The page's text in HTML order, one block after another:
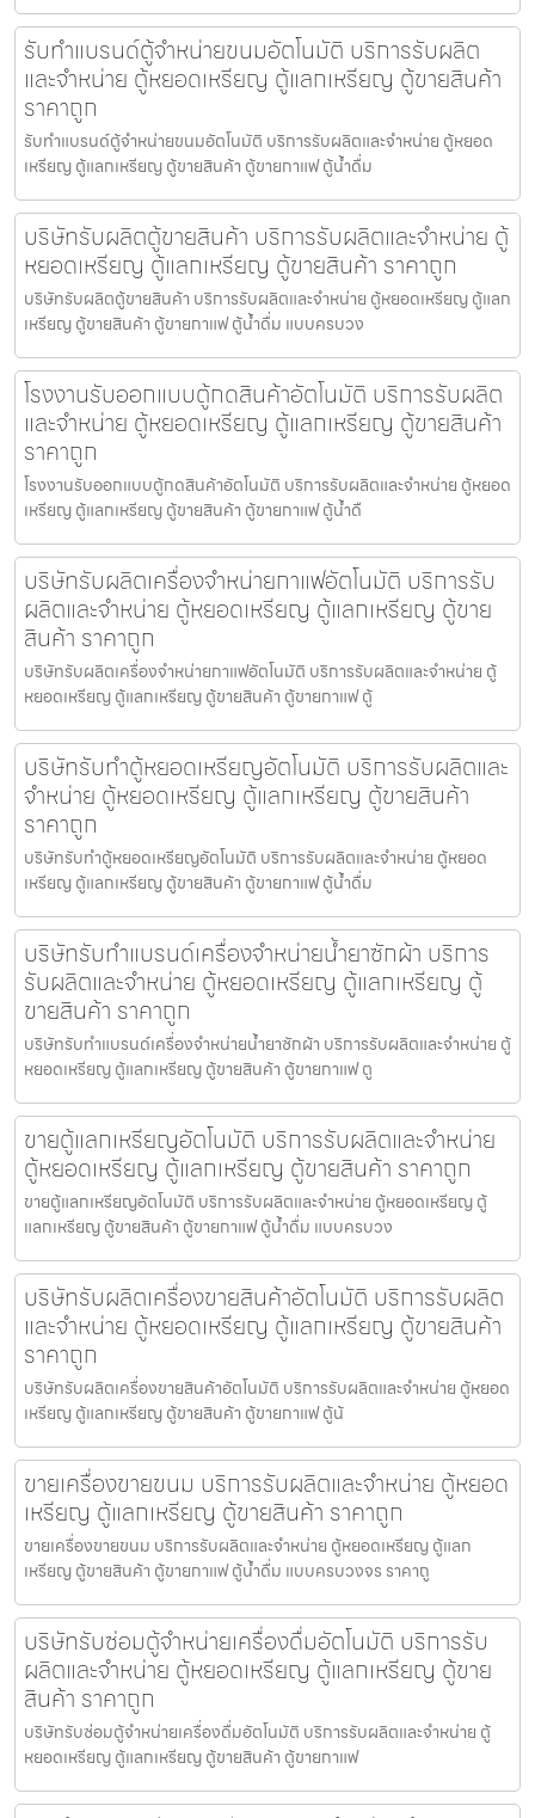
รับทำแบรนด์ตู้จำหน่ายขนม​อัตโนมัติ บริการรับผลิต
และจำหน่าย ตู้หยอดเหรียญ ตู้แลกเหรียญ ตู้ขายสินค้า
ราคาถูก
รับทำแบรนด์ตู้จำหน่ายขนม​อัตโนมัติ บริการรับผลิตและจำหน่าย ตู้หยอด
เหรียญ ตู้แลกเหรียญ ตู้ขายสินค้า ตู้ขายกาแฟ ตู้น้ำดื่ม
บริษัทรับผลิตตู้ขายสินค้า บริการรับผลิตและจำหน่าย ตู้
หยอดเหรียญ ตู้แลกเหรียญ ตู้ขายสินค้า ราคาถูก
บริษัทรับผลิตตู้ขายสินค้า บริการรับผลิตและจำหน่าย ตู้หยอดเหรียญ ตู้แลก
เหรียญ ตู้ขายสินค้า ตู้ขายกาแฟ ตู้น้ำดื่ม แบบครบวง
โรงงานรับออกแบบตู้กดสินค้า​อัตโนมัติ บริการรับผลิต
และจำหน่าย ตู้หยอดเหรียญ ตู้แลกเหรียญ ตู้ขายสินค้า
ราคาถูก
โรงงานรับออกแบบตู้กดสินค้า​อัตโนมัติ บริการรับผลิตและจำหน่าย ตู้หยอด
เหรียญ ตู้แลกเหรียญ ตู้ขายสินค้า ตู้ขายกาแฟ ตู้น้ำดื
บริษัทรับผลิตเครื่องจำหน่ายกาแฟ​อัตโนมัติ บริการรับ
ผลิตและจำหน่าย ตู้หยอดเหรียญ ตู้แลกเหรียญ ตู้ขาย
สินค้า ราคาถูก
บริษัทรับผลิตเครื่องจำหน่ายกาแฟ​อัตโนมัติ บริการรับผลิตและจำหน่าย ตู้
หยอดเหรียญ ตู้แลกเหรียญ ตู้ขายสินค้า ตู้ขายกาแฟ ตู้
บริษัทรับทำตู้หยอดเหรียญ​อัตโนมัติ บริการรับผลิตและ
จำหน่าย ตู้หยอดเหรียญ ตู้แลกเหรียญ ตู้ขายสินค้า
ราคาถูก
บริษัทรับทำตู้หยอดเหรียญ​อัตโนมัติ บริการรับผลิตและจำหน่าย ตู้หยอด
เหรียญ ตู้แลกเหรียญ ตู้ขายสินค้า ตู้ขายกาแฟ ตู้น้ำดื่ม
บริษัทรับทำแบรนด์เครื่องจำหน่ายน้ำยาซักผ้า บริการ
รับผลิตและจำหน่าย ตู้หยอดเหรียญ ตู้แลกเหรียญ ตู้
ขายสินค้า ราคาถูก
บริษัทรับทำแบรนด์เครื่องจำหน่ายน้ำยาซักผ้า บริการรับผลิตและจำหน่าย ตู้
หยอดเหรียญ ตู้แลกเหรียญ ตู้ขายสินค้า ตู้ขายกาแฟ ตู
ขายตู้แลกเหรียญ​อัตโนมัติ บริการรับผลิตและจำหน่าย
ตู้หยอดเหรียญ ตู้แลกเหรียญ ตู้ขายสินค้า ราคาถูก
ขายตู้แลกเหรียญ​อัตโนมัติ บริการรับผลิตและจำหน่าย ตู้หยอดเหรียญ ตู้
แลกเหรียญ ตู้ขายสินค้า ตู้ขายกาแฟ ตู้น้ำดื่ม แบบครบวง
บริษัทรับผลิตเครื่องขายสินค้า​อัตโนมัติ บริการรับผลิต
และจำหน่าย ตู้หยอดเหรียญ ตู้แลกเหรียญ ตู้ขายสินค้า
ราคาถูก
บริษัทรับผลิตเครื่องขายสินค้า​อัตโนมัติ บริการรับผลิตและจำหน่าย ตู้หยอด
เหรียญ ตู้แลกเหรียญ ตู้ขายสินค้า ตู้ขายกาแฟ ตู้น้
ขายเครื่องขายขนม บริการรับผลิตและจำหน่าย ตู้หยอด
เหรียญ ตู้แลกเหรียญ ตู้ขายสินค้า ราคาถูก
ขายเครื่องขายขนม บริการรับผลิตและจำหน่าย ตู้หยอดเหรียญ ตู้แลก
เหรียญ ตู้ขายสินค้า ตู้ขายกาแฟ ตู้น้ำดื่ม แบบครบวงจร ราคาถู
บริษัทรับซ่อมตู้จำหน่ายเครื่องดื่ม​อัตโนมัติ บริการรับ
ผลิตและจำหน่าย ตู้หยอดเหรียญ ตู้แลกเหรียญ ตู้ขาย
สินค้า ราคาถูก
บริษัทรับซ่อมตู้จำหน่ายเครื่องดื่ม​อัตโนมัติ บริการรับผลิตและจำหน่าย ตู้
หยอดเหรียญ ตู้แลกเหรียญ ตู้ขายสินค้า ตู้ขายกาแฟ